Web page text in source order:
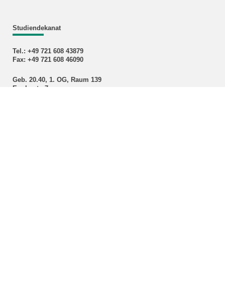
Studiendekanat
Tel.: +49 721 608 43879
Fax: +49 721 608 46090
Geb. 20.40, 1. OG, Raum 139
Englerstr. 7